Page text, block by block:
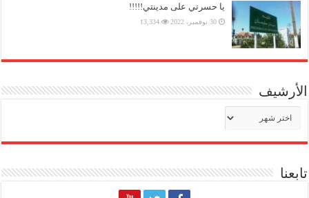
يا حسرتي على مدينتي!!!!!
30 نوفمبر، 2022 13,334
الأرشيف
الأرشيف
تابعنا